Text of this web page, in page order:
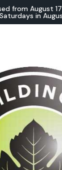
from August
Saturdays in